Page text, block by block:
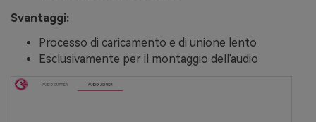
Svantaggi:
Processo di caricamento e di unione lento
Esclusivamente per il montaggio dell'audio